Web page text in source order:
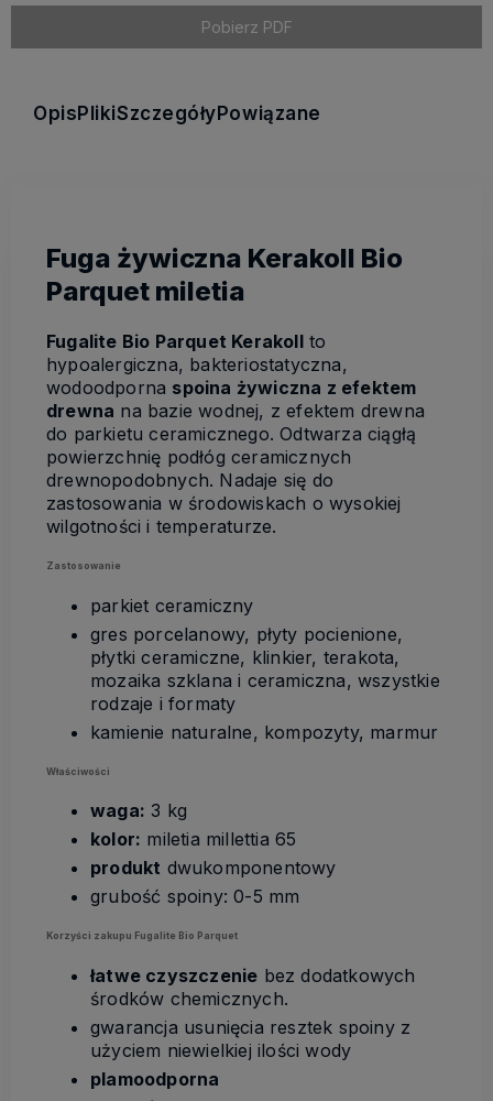
Pobierz PDF
Opis PlikiSzczegóły Powiązane
Fuga żywiczna Kerakoll Bio
Parquet miletia
Fugalite Bio Parquet Kerakollto
hypoalergiczna, bakteriostatyczna,
wodoodporna spoina żywiczna z efektem
drewna na bazie wodnej, z efektem drewna
do parkietu ceramicznego. Odtwarza ciągłą
powierzchnię podłóg ceramicznych
drewnopodobnych. Nadaje się do
zastosowania w środowiskach o wysokiej
wilgotności i temperaturze.
Zastosowanie
parkiet ceramiczny
gres porcelanowy, płyty pocienione,
płytki ceramiczne, klinkier, terakota,
mozaika szklana i ceramiczna, wszystkie
rodzaje i formaty
kamienie naturalne, kompozyty, marmur
Właściwości
waga: 3 kg
kolor: miletia millettia 65
produkt dwukomponentowy
grubość spoiny: 0-5 mm
Korzyści zakupu Fugalite Bio Parquet
łatwe czyszczenie bez dodatkowych
środków chemicznych.
gwarancja usunięcia resztek spoiny z
użyciem niewielkiej ilości wody
plamoodporna